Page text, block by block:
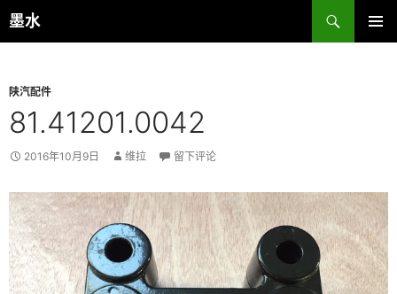
跳
至
墨水
搜
索
陕汽配件
81.41201.0042
2016年10月9日 维拉 留下评论